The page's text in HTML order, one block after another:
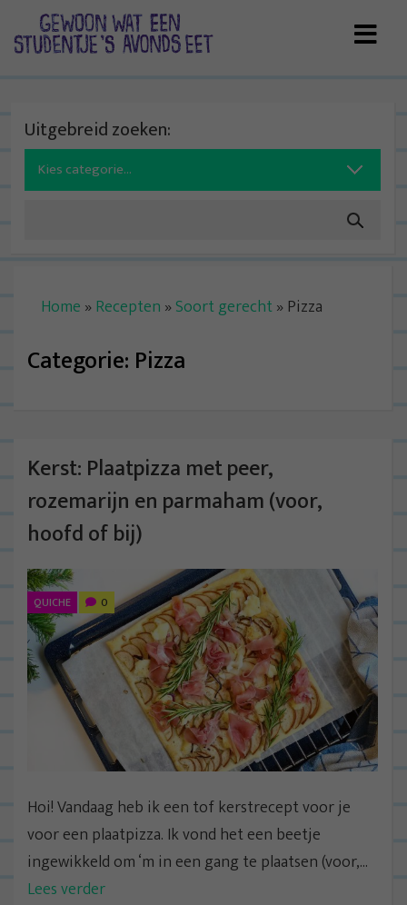
Uitgebreid zoeken:
Search
for:
Home » Recepten » Soort gerecht» Pizza
Categorie: Pizza
Kerst: Plaatpizza met peer,
rozemarijn en parmaham (voor,
hoofd of bij)
QUICHE 0
Hoi! Vandaag heb ik een tof kerstrecept voor je
voor een plaatpizza. Ik vond het een beetje
ingewikkeld om ‘m in een gang te plaatsen (voor,...
Lees verder